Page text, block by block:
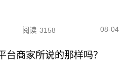
阅读 3158 08-04
台商家所说的那样吗？